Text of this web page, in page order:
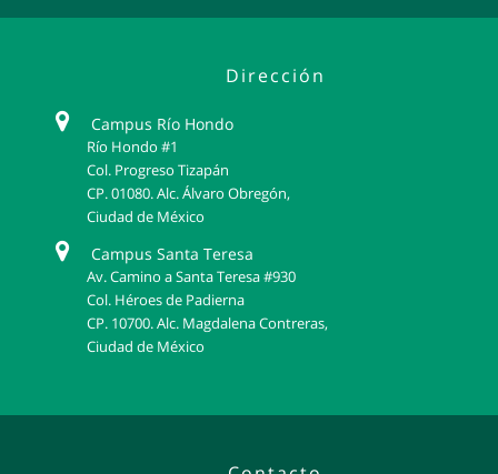
Dirección
Campus Río Hondo
Río Hondo #1
Col. Progreso Tizapán
CP. 01080. Alc. Álvaro Obregón,
Ciudad de México
Campus Santa Teresa
Av. Camino a Santa Teresa #930
Col. Héroes de Padierna
CP. 10700. Alc. Magdalena Contreras,
Ciudad de México